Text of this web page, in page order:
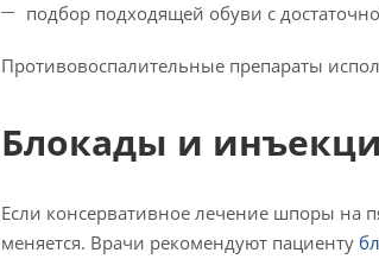
подбор подходящей обуви с
Противовоспалительные препараты
Блокады и
Если консервативное лечение шпоры на
меняется. Врачи рекомендуют пациенту